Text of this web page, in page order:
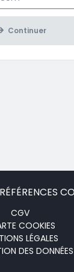
Continuer
CGV
COOKIES
LÉGALES
DES DONNÉES